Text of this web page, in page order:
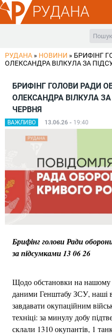
РУДАНА
РУДАНА » НОВИНИ » БРИФІНГ
ОЛЕКСАНДРА ВІЛКУЛА ЗА
БРИФІНГ ГОЛОВИ РАДИ
ОЛЕКСАНДРА ВІЛКУЛА
ЧЕРВНЯ
ВАЖЛИВО 13.06.26 - 19:40
Брифінг голови Ради
за підсумками 13 06 26
Щодо обстановки на нашому
даними Генштабу ЗСУ, наші
завдавати окупаційним
техніці: за минулу добу
склали 1310 окупантів, 1